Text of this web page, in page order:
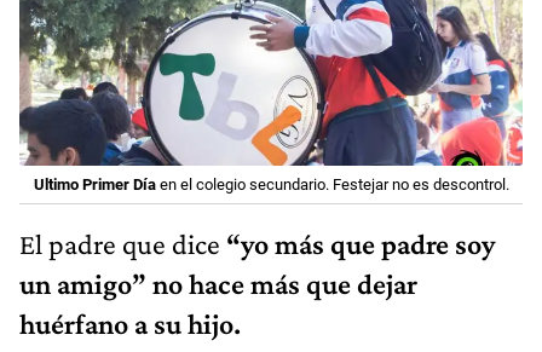
Ultimo Primer Díaen el colegio secundario. Festejar no es descontrol.
El padre que dice “yo más que padre soy
un amigo” no hace más que dejar
huérfano a su hijo.